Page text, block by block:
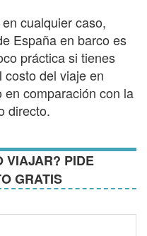
cualquier caso,
España en barco es
práctica si tienes
costo del viaje en
comparación con la
directo.
VIAJAR? PIDE
GRATIS